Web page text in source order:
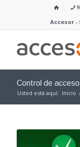
Accesor -
Control de
Usted está aquí: Inicio